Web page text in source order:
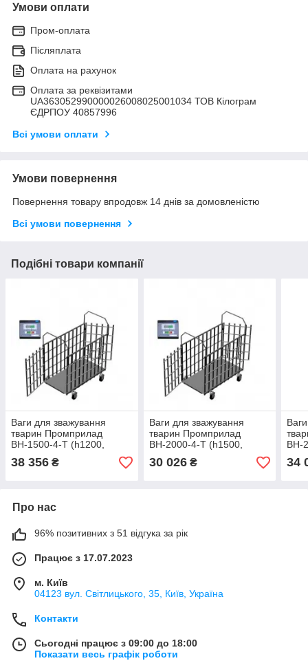
Умови оплати
Пром-оплата
Післяплата
Оплата на рахунок
Оплата за реквізитами
UA363052990000026008025001034 ТОВ Кілограм
ЄДРПОУ 40857996
Всі умови оплати
Умови повернення
Повернення товару впродовж 14 днів за домовленістю
Всі умови повернення
Подібні товари компанії
Ваги для зважування
тварин Промприлад
ВН-1500-4-Т (h1200,
1250х2000) 1500 кг.
38 356 ₴
Ваги для зважування
тварин Промприлад
ВН-2000-4-Т (h1500,
1250х1250) 2000 кг.
30 026₴
ВН-
34
Про нас
96% позитивних з 51 відгука за рік
Працює з 17.07.2023
м. Київ
04123 вул. Світлицького, 35, Київ, Україна
Контакти
Сьогодні працює з 09:00 до 18:00
Показати весь графік роботи